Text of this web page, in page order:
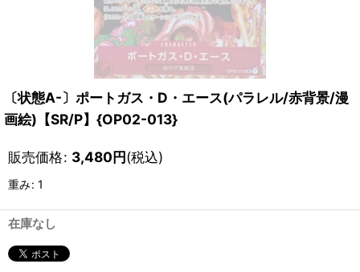
〔状態A-〕ポートガス・D・エース(パラレル/赤背景/漫
画絵)【SR/P】{OP02-013}
販売価格: 3,480円(税込)
重み: 1
在庫なし